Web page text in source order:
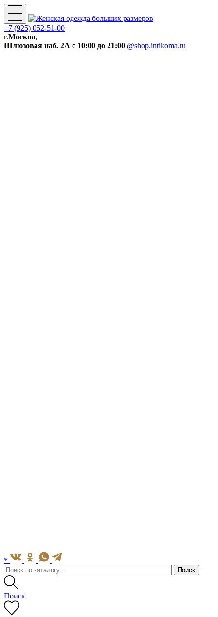
+7 (925) 052-51-00
г.Москва,
Шлюзовая наб. 2А с 10:00 до 21:00 @shop.intikoma.ru
*
Поиск